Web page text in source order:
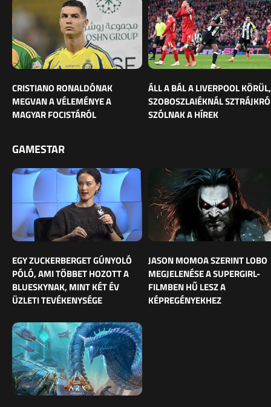
CRISTIANO RONALDÓNAK
MEGVAN A VÉLEMÉNYE A
MAGYAR FOCISTÁRÓL
ÁLL A BÁL A LIVERPOOL KÖRÜL,
SZOBOSZLAIÉKNÁL
SZÓLNAK A HÍREK
GAMESTAR
EGY ZUCKERBERGET GÚNYOLÓ
PÓLÓ, AMI TÖBBET HOZOTT A
BLUESKYNAK, MINT KÉT ÉV
ÜZLETI TEVÉKENYSÉGE
JASON MOMOA SZERINT LOBO
MEGJELENÉSE A SUPERGIRL-
FILMBEN HŰ LESZ A
KÉPREGÉNYEKHEZ